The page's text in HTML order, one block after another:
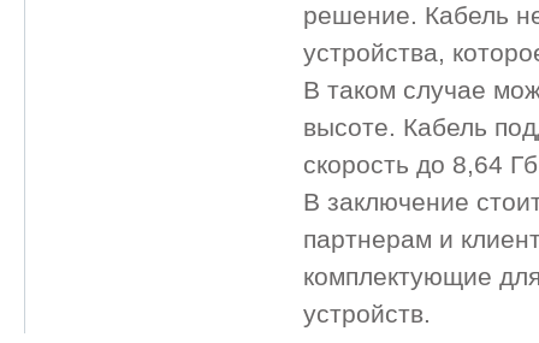
решение. Кабель
устройства,
В таком случае
высоте. Кабель
скорость до 8,64
В заключение
партнерам и
комплектующие
устройств.